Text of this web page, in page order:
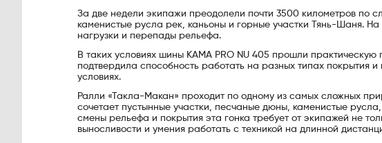
За две недели экипажи преодолели почти 3500 километров по
каменистые русла рек, каньоны и горные участки Тянь-Шаня.
нагрузки и перепады рельефа.
В таких условиях шины KAMA PRO NU 405 прошли
подтвердила способность работать на разных типах покрытия
условиях.
Ралли «Такла-Макан» проходит по одному из самых сложных
сочетает пустынные участки, песчаные дюны, каменистые
смены рельефа и покрытия эта гонка требует от экипажей не
выносливости и умения работать с техникой на длинной